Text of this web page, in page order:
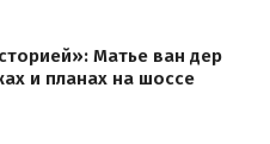
Матье ван дер
и планах на шоссе